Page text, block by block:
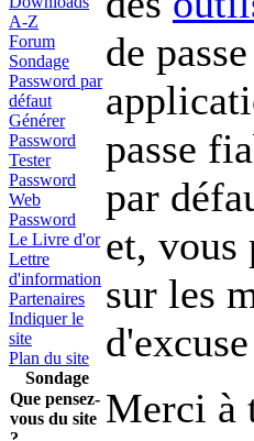
A-Z
Forum
Sondage
Password par
défaut
Générer
Password
Tester
Password
Web
Password
Le Livre d'or
Lettre
d'information
Partenaires
Indiquer le
site
Plan du site
Sondage
Que pensez-
vous du site
de
passe
par
et, vous
sur les
Merci à